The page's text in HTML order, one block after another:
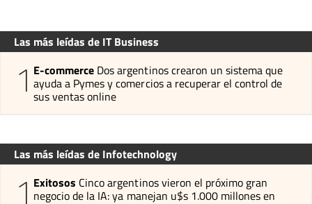
Las más leídas de IT Business
1 E-commerce Dos argentinos crearon un sistema que
ayuda a Pymes y comercios a recuperar el control de
sus ventas online
Las más leídas de Infotechnology
1 Exitosos Cinco argentinos vieron el próximo gran
negocio de la IA: ya manejan u$s 1.000 millones en